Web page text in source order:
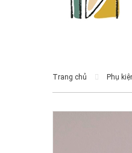
Trang chủ Phụ